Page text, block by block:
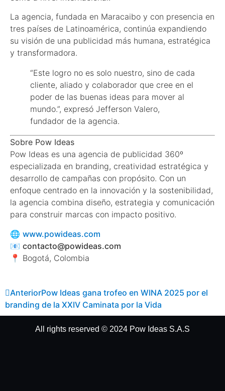
La agencia, fundada en Maracaibo y con presencia en
tres países de Latinoamérica, continúa expandiendo
su visión de una publicidad más humana, estratégica
y transformadora.
“Este logro no es solo nuestro, sino de cada
cliente, aliado y colaborador que cree en el
poder de las buenas ideas para mover al
mundo.”, expresó Jefferson Valero,
fundador de la agencia.
Sobre Pow Ideas
Pow Ideas es una agencia de publicidad 360º
especializada en branding, creatividad estratégica y
desarrollo de campañas con propósito. Con un
enfoque centrado en la innovación y la sostenibilidad,
la agencia combina diseño, estrategia y comunicación
para construir marcas con impacto positivo.
🌐 www.powideas.com
📧 contacto@powideas.com
📍 Bogotá, Colombia
AnteriorPow Ideas gana trofeo en WINA 2025 por el
branding de la XXIV Caminata por la Vida
All rights reserved © 2024 Pow Ideas S.A.S